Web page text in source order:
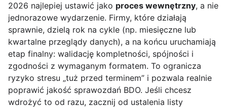
2026 najlepiej ustawić jako proces wewnętrzny, a nie
jednorazowe wydarzenie. Firmy, które działają
sprawnie, dzielą rok na cykle (np. miesięczne lub
kwartalne przeglądy danych), a na końcu uruchamiają
etap finalny: walidację kompletności, spójności i
zgodności z wymaganym formatem. To ogranicza
ryzyko stresu „tuż przed terminem” i pozwala realnie
poprawić jakość sprawozdań BDO. Jeśli chcesz
wdrożyć to od razu, zacznij od ustalenia listy